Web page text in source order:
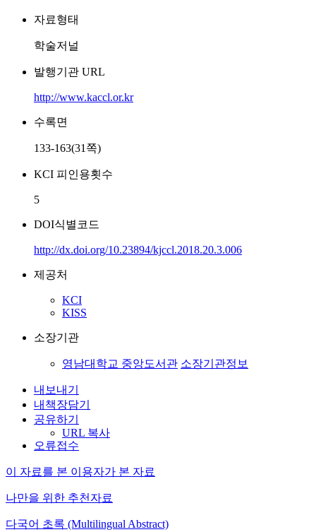
자료형태
학술저널
발행기관 URL
http://www.kaccl.or.kr
수록면
133-163(31쪽)
KCI 피인용횟수
5
DOI식별코드
http://dx.doi.org/10.23894/kjccl.2018.20.3.006
제공처
KCI
KISS
소장기관
영남대학교 중앙도서관 소장기관정보
내보내기
내책장담기
공유하기
URL 복사
오류접수
이 자료를 본 이용자가 본 자료
나만을 위한 추천자료
다국어 초록 (Multilingual Abstract)